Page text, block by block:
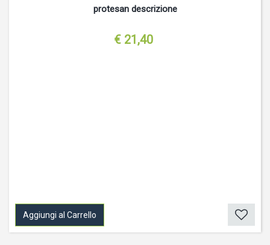
protesan descrizione
€ 21,40
Aggiungi al Carrello